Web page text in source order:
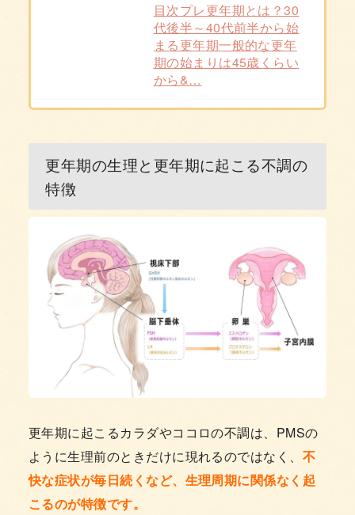
目次プレ更年期とは？30
代後半～40代前半から始
まる更年期一般的な更年
期の始まりは45歳くらい
から&…
更年期の生理と更年期に起こる不調の
特徴
更年期に起こるカラダやココロの不調は、PMSの
ように生理前のときだけに現れるのではなく、 不
快な症状が毎日続くなど、生理周期に関係なく起
こるのが特徴です。